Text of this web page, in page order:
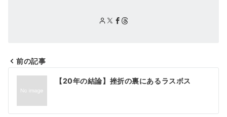
投
ナ
前の記事
【20年の結論】挫折の裏にあるラスボス